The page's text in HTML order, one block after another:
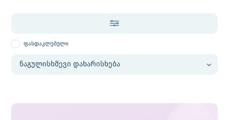
ფასდაკლებული